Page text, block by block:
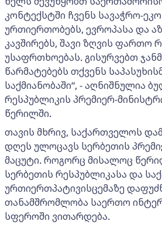
კონტექსტში ჩვენს სავაჭრო-
ურთიერთობებს, ევროპასა და
კავშირებს, შავი ზღვის ფართო
უსაფრთხოებას. გისურვებთ
წარმატებებს თქვენს
საქმიანობაში“, - აღნიშნულია
რესპუბლიკის პრემიერ-
წერილში.
თავის მხრივ, საქართველოს
დღეს ულოცავს სერბეთის
მაცუტი. როგორც მისალოც
სერბეთის რესპუბლიკასა და
ურთიერთპატივისცემაზე
თანამშრომლობა საერთო
სფეროში ვითარდება.